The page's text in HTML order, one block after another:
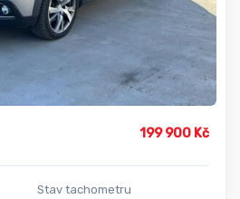
199 900 Kč
Stav tachometru